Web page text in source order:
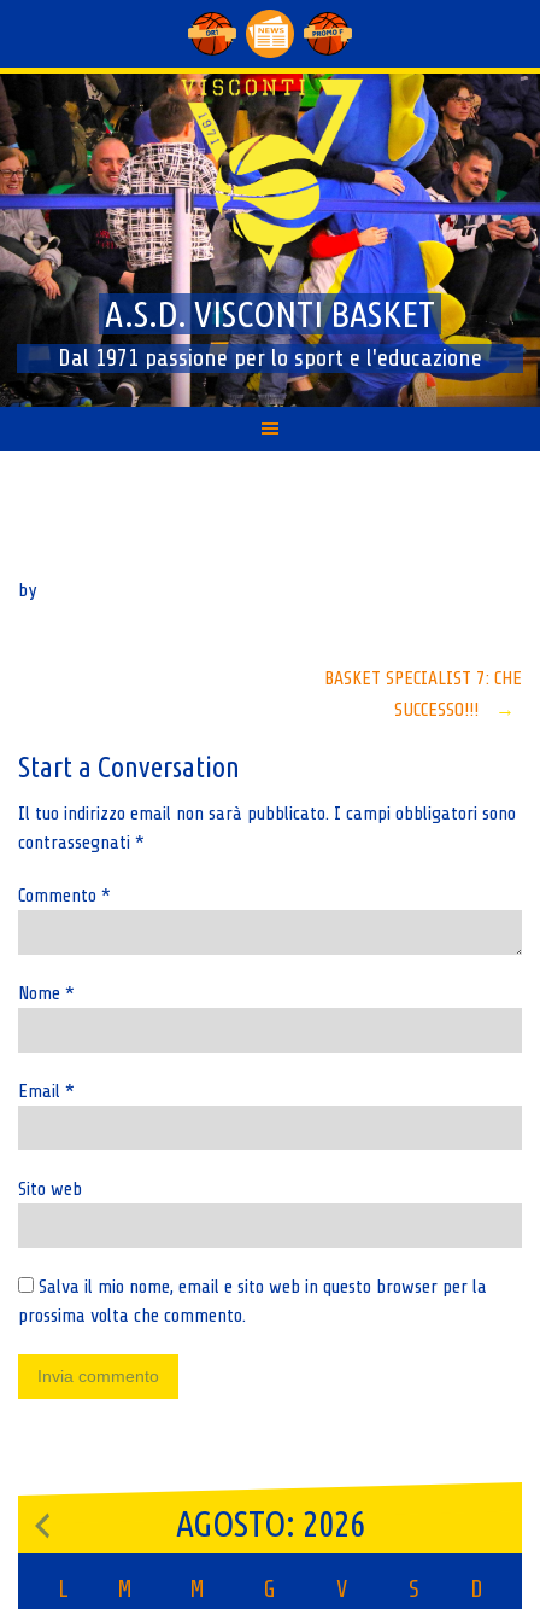
content
A.S.D. VISCONTI BASKET
Dal 1971 passione per lo sport e l'educazione
by
BASKET SPECIALIST 7: CHE
SUCCESSO!!!
→
Start a Conversation
Il tuo indirizzo email non sarà pubblicato. I campi obbligatori sono
contrassegnati *
Commento *
Nome *
Email *
Sito web
Salva il mio nome, email e sito web in questo browser per la
prossima volta che commento.
AGOSTO: 2026
L M M G V S D